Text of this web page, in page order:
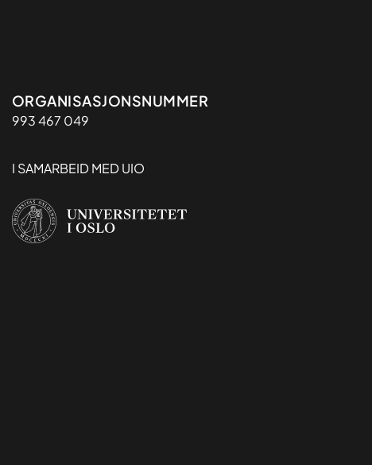
Organisasjon
ORGANISASJONSNUMMER
993 467 049
I SAMARBEID MED UIO